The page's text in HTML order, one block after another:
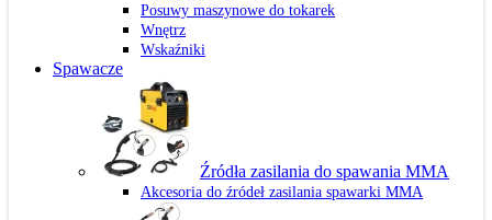
Posuwy maszynowe do tokarek
Wnętrz
Wskaźniki
Spawacze
Źródła zasilania do spawania MMA
Akcesoria do źródeł zasilania spawarki MMA